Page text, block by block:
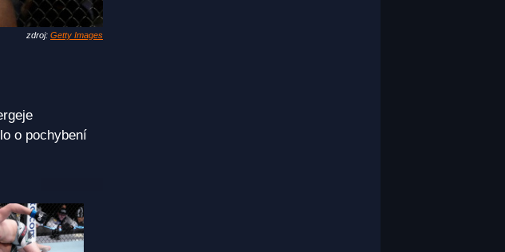
zdroj: Getty Images
o pochybení